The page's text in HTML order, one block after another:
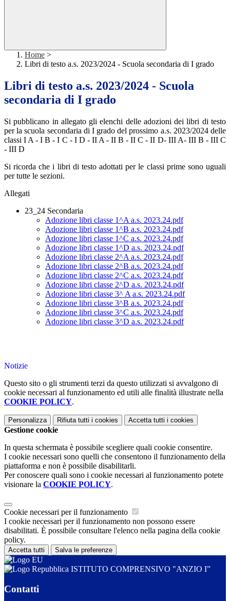
Home >
Libri di testo a.s. 2023/2024 - Scuola secondaria di I grado
Libri di testo a.s. 2023/2024 - Scuola
secondaria di I grado
Si pubblicano in allegato gli elenchi delle adozioni dei libri di testo
per la scuola secondaria di I grado del prossimo a.s. 2023/2024 delle
classi I A - I B - I C - I D - II A - II B - II C - II D- III A- III B - III C
- III D
Si ricorda che i libri di testo adottati per le classi prime sono uguali
per tutte le sezioni.
Allegati
23_24 Secondaria
Adozione libri classe 1^A a.s. 2023.24.pdf
Adozione libri classe 1^B a.s. 2023.24.pdf
Adozione libri classe 1^C a.s. 2023.24.pdf
Adozione libri classe 1^D a.s. 2023.24.pdf
Adozione libri classe 2^A a.s. 2023.24.pdf
Adozione libri classe 2^B a.s. 2023.24.pdf
Adozione libri classe 2^C a.s. 2023.24.pdf
Adozione libri classe 2^D a.s. 2023.24.pdf
Adozione libri classe 3^ A a.s. 2023.24.pdf
Adozione libri classe 3^B a.s. 2023.24.pdf
Adozione libri classe 3^C a.s. 2023.24.pdf
Adozione libri classe 3^D a.s. 2023.24.pdf
Notizie
Questo sito o gli strumenti terzi da questo utilizzati si avvalgono di
cookie necessari al funzionamento ed utili alle finalità illustrate nella
COOKIE POLICY.
Personalizza Rifiuta tutti i cookies Accetta tutti i cookies
Gestione cookie
In questa schermata è possibile scegliere quali cookie consentire.
I cookie necessari sono quelli che consentono il funzionamento della
piattaforma e non è possibile disabilitarli.
Per conoscere quali sono i cookie necessari al funzionamento potete
visionare la COOKIE POLICY.
Cookie necessari per il funzionamento
I cookie necessari per il funzionamento non possono essere
disabilitati. È possibile consultare l'elenco nella pagina della cookie
policy.
Accetta tutti Salva le preferenze
ISTITUTO COMPRENSIVO "ANZIO I”
Contatti